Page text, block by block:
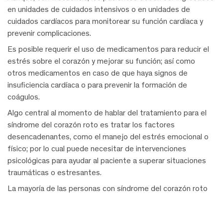
en unidades de cuidados intensivos o en unidades de
cuidados cardíacos para monitorear su función cardíaca y
prevenir complicaciones.
Es posible requerir el uso de medicamentos para reducir el
estrés sobre el corazón y mejorar su función; así como
otros medicamentos en caso de que haya signos de
insuficiencia cardíaca o para prevenir la formación de
coágulos.
Algo central al momento de hablar del tratamiento para el
síndrome del corazón roto es tratar los factores
desencadenantes, como el manejo del estrés emocional o
físico; por lo cual puede necesitar de intervenciones
psicológicas para ayudar al paciente a superar situaciones
traumáticas o estresantes.
La mayoría de las personas con síndrome del corazón roto